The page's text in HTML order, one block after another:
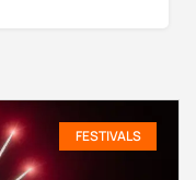
FESTIVALS